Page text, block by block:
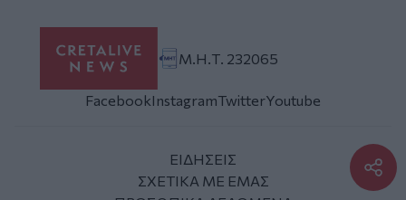
Μ.Η.Τ. 232065
FacebookInstagramTwitterYoutube
ΕΙΔΗΣΕΙΣ
ΣΧΕΤΙΚΑ ΜΕ ΕΜΑΣ